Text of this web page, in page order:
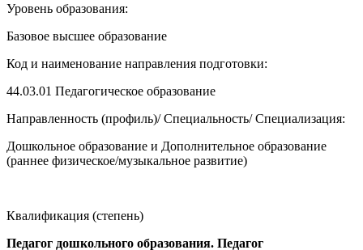
Уровень образования:
Базовое высшее образование
Код и наименование направления подготовки:
44.03.01 Педагогическое образование
Направленность (профиль)/ Специальность/ Специализация:
Дошкольное образование и Дополнительное образование
(раннее физическое/музыкальное развитие)
Квалификация (степень)
Педагог дошкольного образования. Педагог